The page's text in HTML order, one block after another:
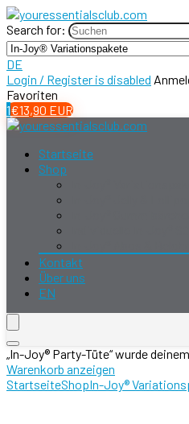
Search for:
DE
Login / Register is disabled
Favoriten
1€13,90 EUR
Startseite
Shop
Kontakt
Über uns
EN
„In-Joy® Party-Tüte“ wurde
Warenkorb anzeigen
StartseiteShopIn-Joy®